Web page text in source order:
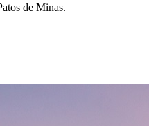
de Minas.